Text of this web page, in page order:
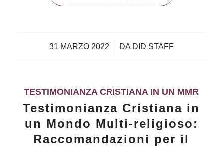
31 MARZO 2022
/ DA DID STAFF
TESTIMONIANZA CRISTIANA IN UN MMR
Testimonianza Cristiana in
un Mondo Multi-religioso:
Raccomandazioni per il